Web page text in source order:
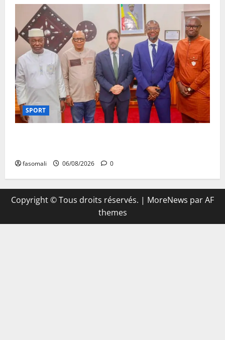
SPORT
fasomali 06/08/2026 0
Copyright © Tous droits réservés. | MoreNews par AF
themes